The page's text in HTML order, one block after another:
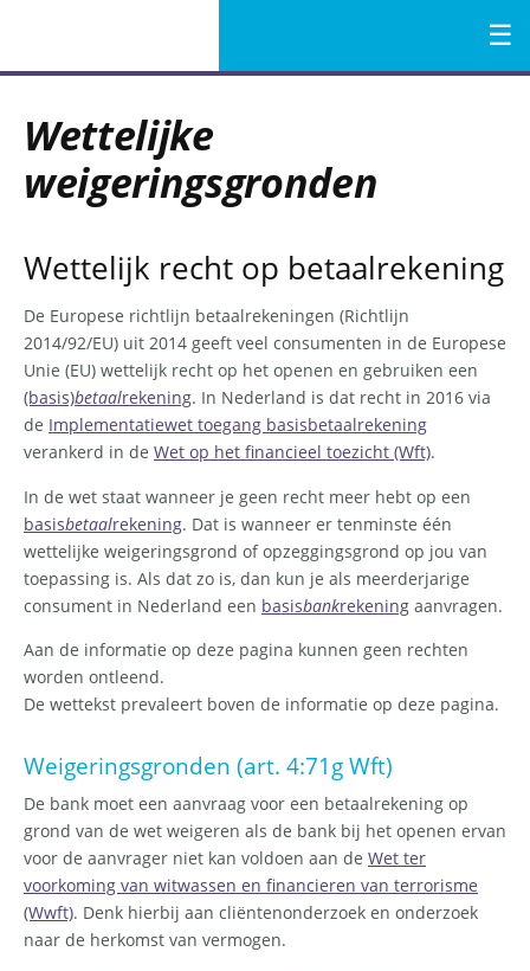
inhoud
Menu
Wettelijke
weigeringsgronden
Wettelijk recht op betaalrekening
De Europese richtlijn betaalrekeningen (Richtlijn
2014/92/EU) uit 2014 geeft veel consumenten in de Europese
Unie (EU) wettelijk recht op het openen en gebruiken een
(basis)betaalrekening. In Nederland is dat recht in 2016 via
de Implementatiewet toegang basisbetaalrekening
verankerd in de Wet op het financieel toezicht (Wft).
In de wet staat wanneer je geen recht meer hebt op een
basisbetaalrekening. Dat is wanneer er tenminste één
wettelijke weigeringsgrond of opzeggingsgrond op jou van
toepassing is. Als dat zo is, dan kun je als meerderjarige
consument in Nederland een basisbankrekening aanvragen.
Aan de informatie op deze pagina kunnen geen rechten
worden ontleend.
De wettekst prevaleert boven de informatie op deze pagina.
Weigeringsgronden (art. 4:71g Wft)
De bank moet een aanvraag voor een betaalrekening op
grond van de wet weigeren als de bank bij het openen ervan
voor de aanvrager niet kan voldoen aan de Wet ter
voorkoming van witwassen en financieren van terrorisme
(Wwft). Denk hierbij aan cliëntenonderzoek en onderzoek
naar de herkomst van vermogen.